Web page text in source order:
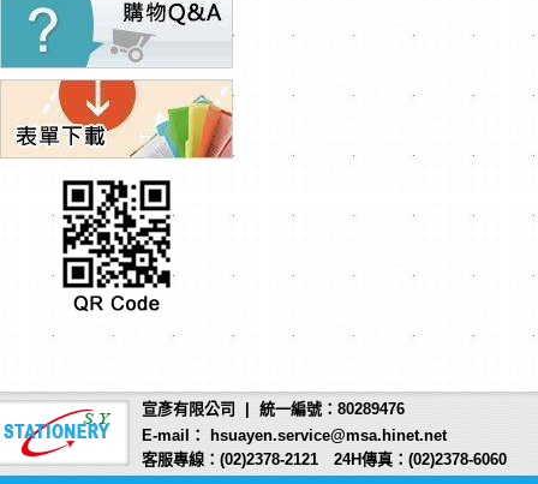
宣彥有限公司 | 統一編號：80289476
E-mail： hsuayen.service@msa.hinet.net
客服專線：(02)2378-2121 24H傳真：(02)2378-6060